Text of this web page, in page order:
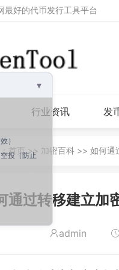
最好的代币发行工具平台
行业资讯 发
首页>> 加密百科 >> 如何通
通过转移建立加
admin
▾
）
投（防止